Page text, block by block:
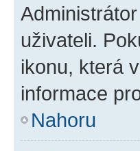
uživateli.
ikonu, která
informace
Nahoru